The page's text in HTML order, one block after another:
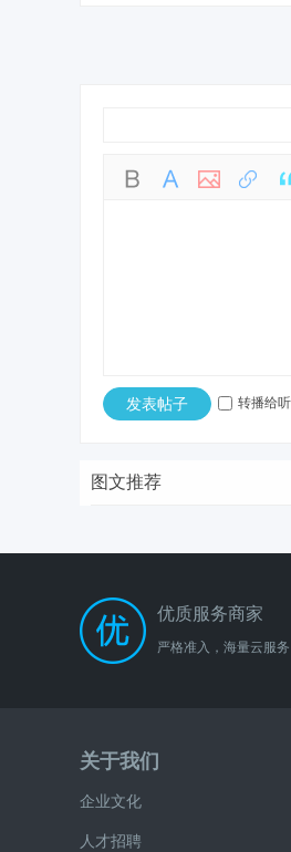
发表帖子 转播给
图文推荐
优质服务商家
严格准入，海量云服务
关于我们
企业文化
人才招聘